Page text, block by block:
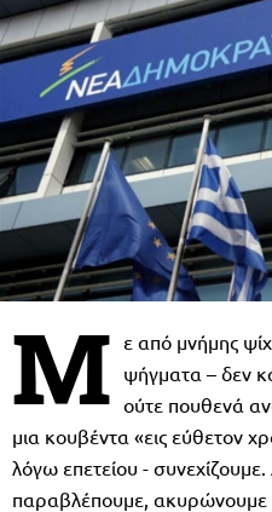
Μ ε από μνήμης
ψήγματα – δεν
ούτε πουθενά
μια κουβέντα «εις εύθετον
λόγω επετείου -
παραβλέπουμε, ακυρώνουμε